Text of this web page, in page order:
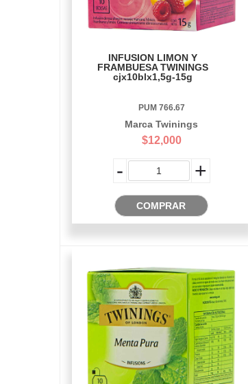
INFUSION LIMON Y
FRAMBUESA TWININGS
cjx10blx1,5g-15g
PUM 766.67
Marca Twinings
$12,000
- +
COMPRAR